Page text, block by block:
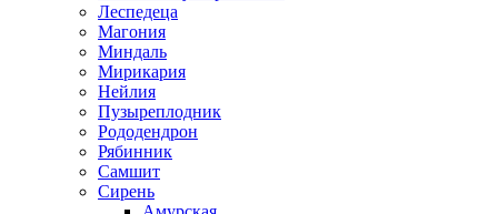
Леспедеца
Магония
Миндаль
Мирикария
Нейлия
Пузыреплодник
Рододендрон
Рябинник
Самшит
Сирень